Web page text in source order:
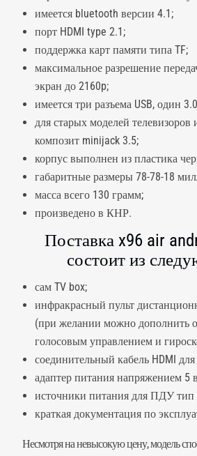
имеется bluetooth версии 4.1;
порт HDMI type 2.1;
поддержка карт памяти типа TF;
максимальное разрешение
экран до 2160p;
имеется три разъема USB, один
для старых моделей телевизоров
композит minijack 3.5;
корпус выполнен из пластика
габаритные размеры 78-78-18
масса всего 130 грамм;
произведено в КНР.
Поставка x96 air
состоит из
сам TV box;
инфракрасный пульт
(при желании можно дополнить
голосовым управлением и
соединительный кабель HDMI
адаптер питания напряжением 5
источники питания для ПДУ тип
краткая документация по
Несмотря на невысокую цену, модель